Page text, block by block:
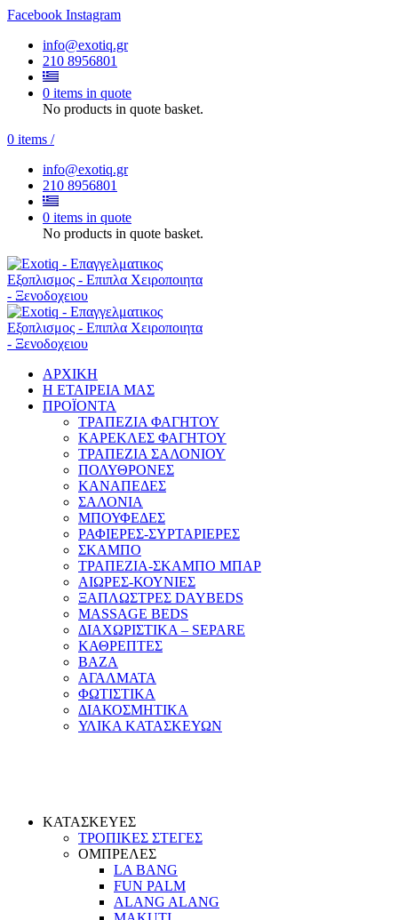
Facebook Instagram
info@exotiq.gr
210 8956801
0 items in quote
No products in quote basket.
0 items /
info@exotiq.gr
210 8956801
0 items in quote
No products in quote basket.
ΑΡΧΙΚΗ
Η ΕΤΑΙΡΕΙΑ ΜΑΣ
ΠΡΟΪΟΝΤΑ
ΤΡΑΠΕΖΙΑ ΦΑΓΗΤΟΥ
ΚΑΡΕΚΛΕΣ ΦΑΓΗΤΟΥ
ΤΡΑΠΕΖΙΑ ΣΑΛΟΝΙΟΥ
ΠΟΛΥΘΡΟΝΕΣ
ΚΑΝΑΠΕΔΕΣ
ΣΑΛΟΝΙΑ
ΜΠΟΥΦΕΔΕΣ
ΡΑΦΙΕΡΕΣ-ΣΥΡΤΑΡΙΕΡΕΣ
ΣΚΑΜΠΟ
ΤΡΑΠΕΖΙΑ-ΣΚΑΜΠΟ ΜΠΑΡ
ΑΙΩΡΕΣ-ΚΟΥΝΙΕΣ
ΞΑΠΛΩΣΤΡΕΣ DAYBEDS
MASSAGE BEDS
ΔΙΑΧΩΡΙΣΤΙΚΑ – SEPARE
ΚΑΘΡΕΠΤΕΣ
ΒΑΖΑ
ΑΓΑΛΜΑΤΑ
ΦΩΤΙΣΤΙΚΑ
ΔΙΑΚΟΣΜΗΤΙΚΑ
ΥΛΙΚΑ ΚΑΤΑΣΚΕΥΩΝ
ΚΑΤΑΣΚΕΥΕΣ
ΤΡΟΠΙΚΕΣ ΣΤΕΓΕΣ
ΟΜΠΡΕΛΕΣ
LA BANG
FUN PALM
ALANG ALANG